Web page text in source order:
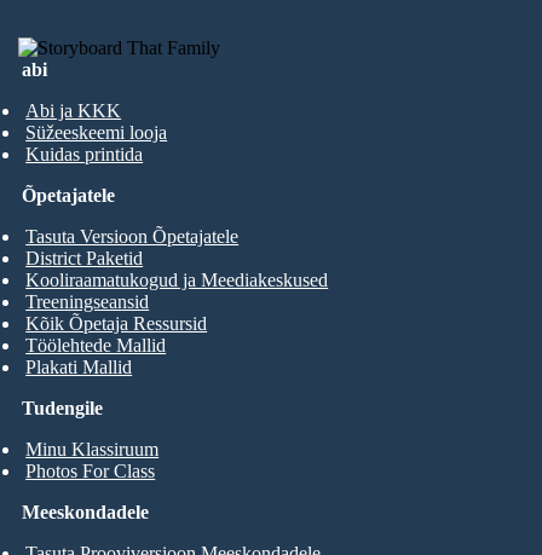
abi
Abi ja KKK
Süžeeskeemi looja
Kuidas printida
Tudengile
Minu Klassiruum
Photos For Class
Õpetajatele
Tasuta Versioon Õpetajatele
District Paketid
Kooliraamatukogud ja Meediakeskused
Treeningseansid
Kõik Õpetaja Ressursid
Töölehtede Mallid
Plakati Mallid
Meeskondadele